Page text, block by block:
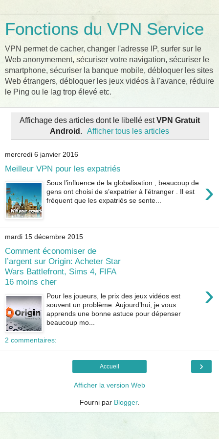
Fonctions du VPN Service
VPN permet de cacher, changer l'adresse IP, surfer sur le
Web anonymement, sécuriser votre navigation, sécuriser le
smartphone, sécuriser la banque mobile, débloquer les sites
Web étrangers, débloquer les jeux vidéos à l'avance, réduire
le Ping ou le lag trop élevé etc.
Affichage des articles dont le libellé estVPN Gratuit
Android . Afficher tous les articles
mercredi 6 janvier 2016
Meilleur VPN pour les expatriés
›
Sous l’influence de la globalisation , beaucoup de
gens ont choisi de s’expatrier à l’étranger . Il est
fréquent que les expatriés se sente...
mardi 15 décembre 2015
Comment économiser de
l’argent sur Origin: Acheter Star
Wars Battlefront, Sims 4, FIFA
16 moins cher
›
Pour les joueurs, le prix des jeux vidéos est
souvent un problème. Aujourd’hui, je vous
apprends une bonne astuce pour dépenser
beaucoup mo...
2 commentaires:
›
Accueil
Afficher la version Web
Fourni par Blogger.